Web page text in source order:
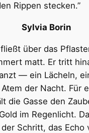
Rippen stecken.”
Sylvia Borin
über das
matt. Er tritt
— ein Lächeln,
der Nacht. Für
die Gasse den
im Regenlicht.
Schritt, das